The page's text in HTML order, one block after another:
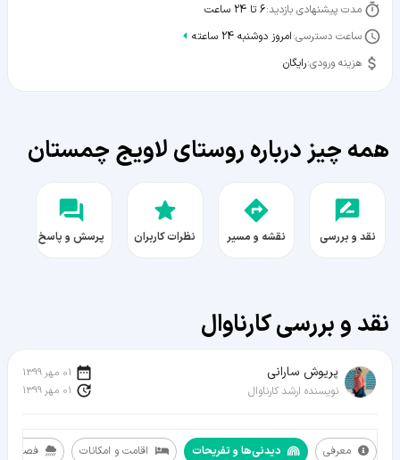
مدت پیشنهادی بازدید:6 تا 24 ساعت
ساعت دسترسی:امروز دوشنبه 24 ساعته
هزینه ورودی:رایگان
همه چیز درباره روستای لاویج چمستان
نقد و بررسی نقشه و مسیر نظرات کاربران پرسش و پاسخ
نقد و بررسی کارناوال
پریوش سارانی
نویسنده ارشد کارناوال
01 مهر 1399
01 مهر 1399
معرفی دیدنی‌ها و تفریحات اقامت و امکانات
فصل و